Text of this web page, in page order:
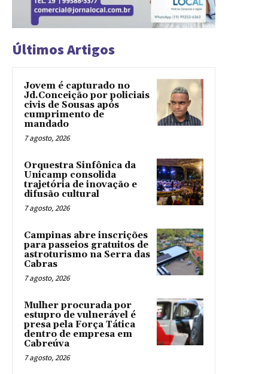
Últimos Artigos
Jovem é capturado no
Jd.Conceição por policiais
civis de Sousas após
cumprimento de
mandado
7 agosto, 2026
Orquestra Sinfônica da
Unicamp consolida
trajetória de inovação e
difusão cultural
7 agosto, 2026
Campinas abre inscrições
para passeios gratuitos de
astroturismo na Serra das
Cabras
7 agosto, 2026
Mulher procurada por
estupro de vulnerável é
presa pela Força Tática
dentro de empresa em
Cabreúva
7 agosto, 2026